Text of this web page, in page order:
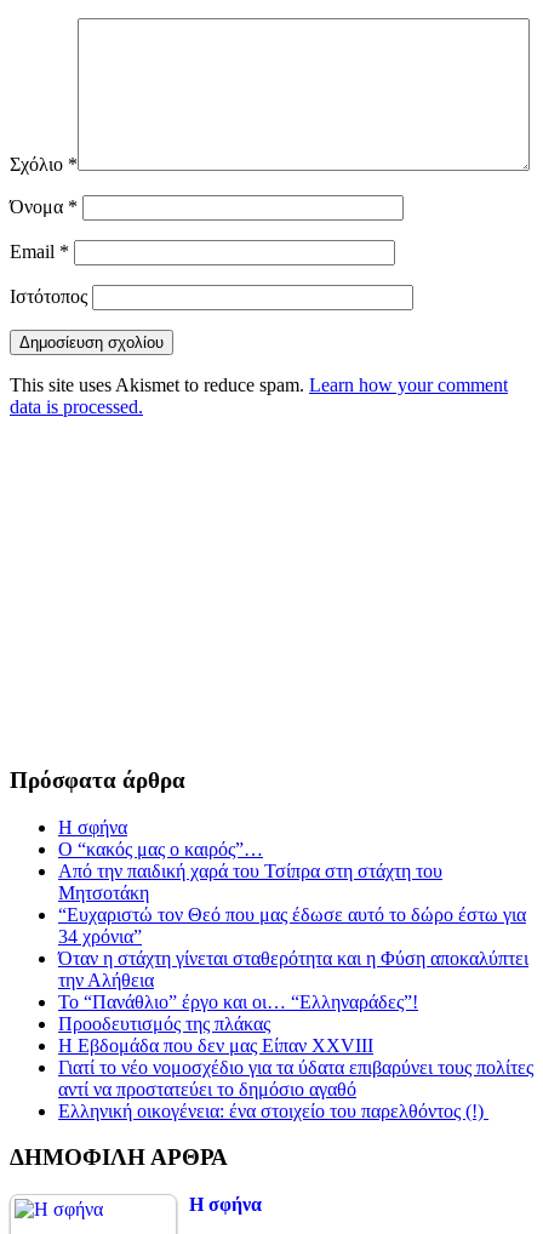
Σχόλιο *
Όνομα *
Email *
Ιστότοπος
This site uses Akismet to reduce spam. Learn how your comment
data is processed.
Πρόσφατα άρθρα
Η σφήνα
Ο “κακός μας ο καιρός”…
Από την παιδική χαρά του Τσίπρα στη στάχτη του
Μητσοτάκη
“Ευχαριστώ τον Θεό που μας έδωσε αυτό το δώρο έστω για
34 χρόνια”
Όταν η στάχτη γίνεται σταθερότητα και η Φύση αποκαλύπτει
την Αλήθεια
Το “Πανάθλιο” έργο και οι… “Ελληναράδες”!
Προοδευτισμός της πλάκας
Η Εβδομάδα που δεν μας Είπαν XXVIII
Γιατί το νέο νομοσχέδιο για τα ύδατα επιβαρύνει τους πολίτες
αντί να προστατεύει το δημόσιο αγαθό
Ελληνική οικογένεια: ένα στοιχείο του παρελθόντος (!)
ΔΗΜΟΦΙΛΗ ΑΡΘΡΑ
Η σφήνα